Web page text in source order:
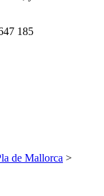
185
de Mallorca >